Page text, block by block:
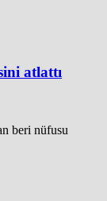
atlattı
beri nüfusu